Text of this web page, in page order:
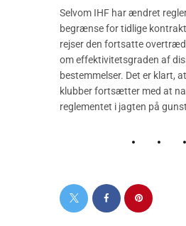
Selvom IHF har ændret
begrænse for tidlige
rejser den fortsatte
om effektivitetsgraden af
bestemmelser. Det er klart,
klubber fortsætter med at
reglementet i jagten på